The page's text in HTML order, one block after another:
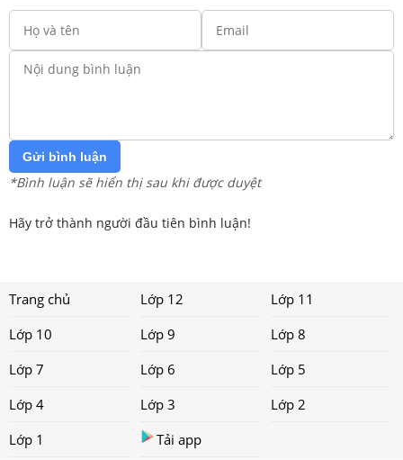
Gửi bình luận
*Bình luận sẽ hiển thị sau khi được duyệt
Hãy trở thành người đầu tiên bình luận!
Trang chủ Lớp 12
Lớp 11
Lớp 10
Lớp 9
Lớp 8
Lớp 7
Lớp 6
Lớp 5
Lớp 4
Lớp 3
Lớp 2
Lớp 1
Tải app